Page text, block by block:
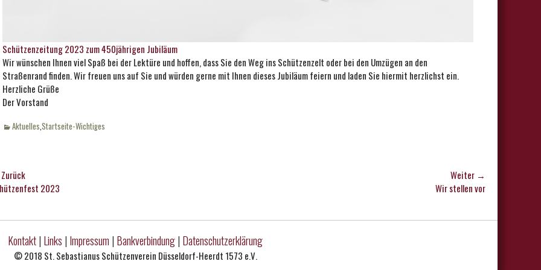
Schützenzeitung 2023 zum 450jährigen Jubiläum
Wir wünschen Ihnen viel Spaß bei der Lektüre und hoffen, dass Sie den Weg ins Schützenzelt oder bei den Umzügen an den
Straßenrand finden. Wir freuen uns auf Sie und würden gerne mit Ihnen dieses Jubiläum feiern und laden Sie hiermit herzlichst ein.
Herzliche Grüße
Der Vorstand
Kategorien
Aktuelles Startseite-Wichtiges
2023
Weiter →
Wir stellen vor
Kontakt| Links | Impressum | Bankverbindung| Datenschutzerklärung
© 2018 St. Sebastianus Schützenverein Düsseldorf-Heerdt 1573 e.V.